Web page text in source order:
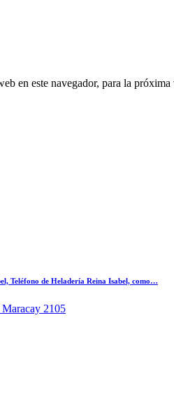
en este navegador, para la próxima
Teléfono de Heladería Reina Isabel, como…
2105